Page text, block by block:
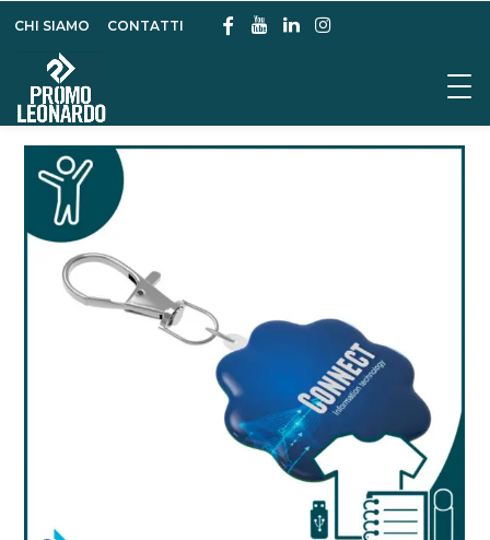
CHI SIAMO CONTATTI